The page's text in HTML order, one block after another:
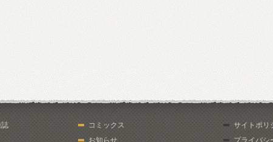
誌
コミックス
お知らせ
サイトポリ
プライバシ